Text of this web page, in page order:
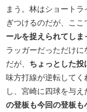
まう。林はショート
ぎつけるのだが、ここ
ールを捉えられてしま
ラッガーだっただけ
だが、 ちょっとした投
味方打線が逆転して
し、宮崎に四球を与え
の登板も今回の登板も